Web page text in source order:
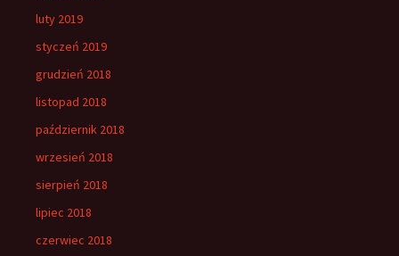
luty 2019
styczeń 2019
grudzień 2018
listopad 2018
październik 2018
wrzesień 2018
sierpień 2018
lipiec 2018
czerwiec 2018